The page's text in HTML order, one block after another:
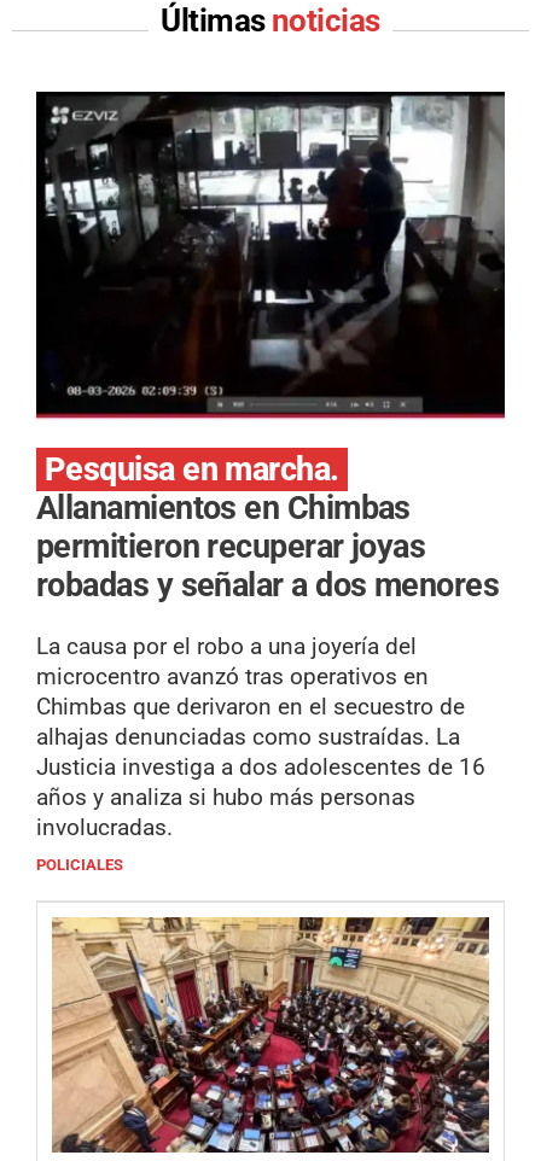
Últimas noticias
Pesquisa en marcha.
Allanamientos en Chimbas
permitieron recuperar joyas
robadas y señalar a dos menores
La causa por el robo a una joyería del
microcentro avanzó tras operativos en
Chimbas que derivaron en el secuestro de
alhajas denunciadas como sustraídas. La
Justicia investiga a dos adolescentes de 16
años y analiza si hubo más personas
involucradas.
POLICIALES